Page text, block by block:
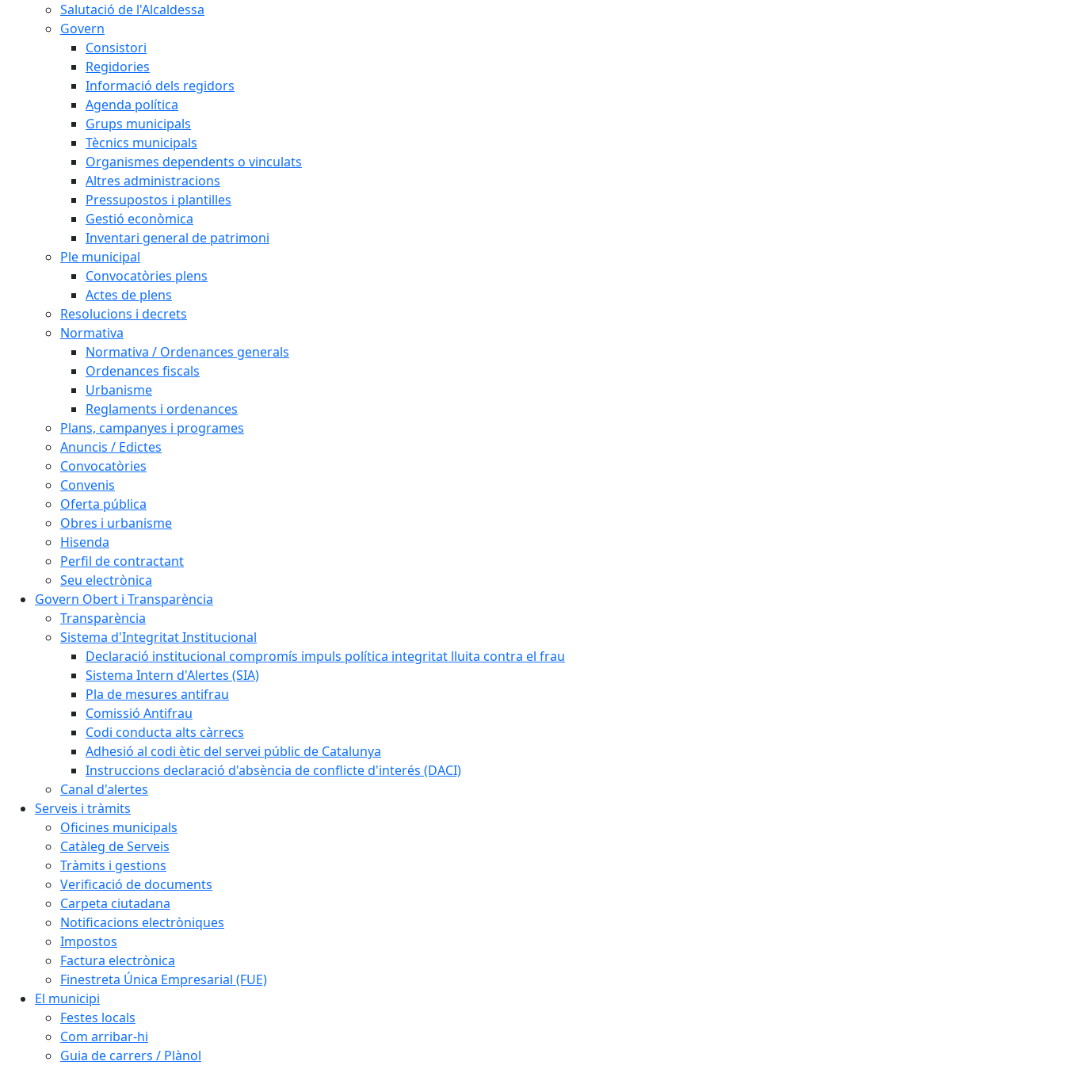
Salutació de l'Alcaldessa
Govern
Consistori
Regidories
Informació dels regidors
Agenda política
Grups municipals
Tècnics municipals
Organismes dependents o vinculats
Altres administracions
Pressupostos i plantilles
Gestió econòmica
Inventari general de patrimoni
Ple municipal
Convocatòries plens
Actes de plens
Resolucions i decrets
Normativa
Normativa / Ordenances generals
Ordenances fiscals
Urbanisme
Reglaments i ordenances
Plans, campanyes i programes
Anuncis / Edictes
Convocatòries
Convenis
Oferta pública
Obres i urbanisme
Hisenda
Perfil de contractant
Seu electrònica
Govern Obert i Transparència
Transparència
Sistema d'Integritat Institucional
Declaració institucional compromís impuls política integritat lluita contra el frau
Sistema Intern d'Alertes (SIA)
Pla de mesures antifrau
Comissió Antifrau
Codi conducta alts càrrecs
Adhesió al codi ètic del servei públic de Catalunya
Instruccions declaració d'absència de conflicte d'interés (DACI)
Canal d'alertes
Serveis i tràmits
Oficines municipals
Catàleg de Serveis
Tràmits i gestions
Verificació de documents
Carpeta ciutadana
Notificacions electròniques
Impostos
Factura electrònica
Finestreta Única Empresarial (FUE)
El municipi
Festes locals
Com arribar-hi
Guia de carrers / Plànol